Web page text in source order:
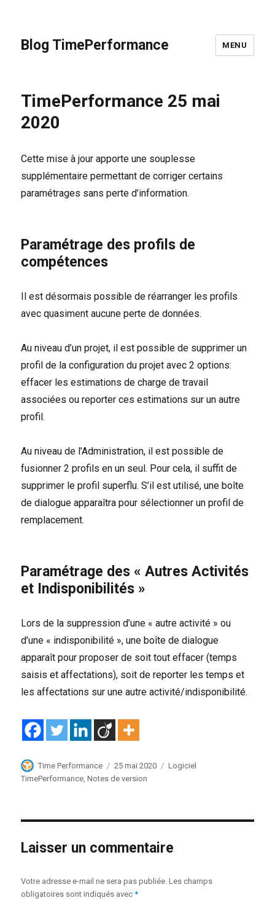
Blog TimePerformance MENU
TimePerformance 25 mai
2020
Cette mise à jour apporte une souplesse
supplémentaire permettant de corriger certains
paramétrages sans perte d’information.
Paramétrage des profils de
compétences
Il est désormais possible de réarranger les profils
avec quasiment aucune perte de données.
Au niveau d’un projet, il est possible de supprimer un
profil de la configuration du projet avec 2 options:
effacer les estimations de charge de travail
associées ou reporter ces estimations sur un autre
profil.
Au niveau de l’Administration, il est possible de
fusionner 2 profils en un seul. Pour cela, il suffit de
supprimer le profil superflu. S’il est utilisé, une boîte
de dialogue apparaîtra pour sélectionner un profil de
remplacement.
Paramétrage des « Autres Activités
et Indisponibilités »
Lors de la suppression d’une « autre activité » ou
d’une « indisponibilité », une boîte de dialogue
apparaît pour proposer de soit tout effacer (temps
saisis et affectations), soit de reporter les temps et
les affectations sur une autre activité/indisponibilité.
Auteur
Time Performance
Publié
le
25 mai 2020 Catégories
Logiciel
TimePerformance,Notes de version
Laisser un commentaire
Votre adresse e-mail ne sera pas publiée. Les champs
obligatoires sont indiqués avec*